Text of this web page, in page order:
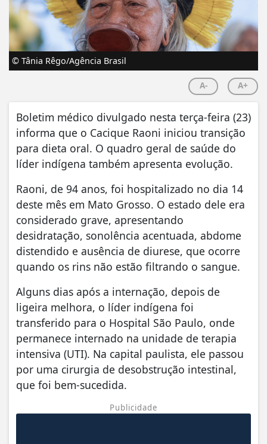
© Tânia Rêgo/Agência Brasil
A- A+
Boletim médico divulgado nesta terça-feira (23)
informa que o Cacique Raoni iniciou transição
para dieta oral. O quadro geral de saúde do
líder indígena também apresenta evolução.
Raoni, de 94 anos, foi hospitalizado no dia 14
deste mês em Mato Grosso. O estado dele era
considerado grave, apresentando
desidratação, sonolência acentuada, abdome
distendido e ausência de diurese, que ocorre
quando os rins não estão filtrando o sangue.
Alguns dias após a internação, depois de
ligeira melhora, o líder indígena foi
transferido para o Hospital São Paulo, onde
permanece internado na unidade de terapia
intensiva (UTI). Na capital paulista, ele passou
por uma cirurgia de desobstrução intestinal,
que foi bem-sucedida.
Publicidade